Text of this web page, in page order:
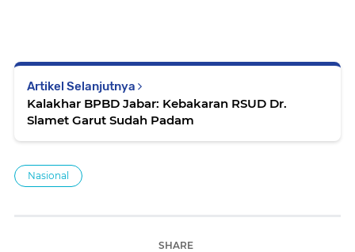
Artikel Selanjutnya
Kalakhar BPBD Jabar: Kebakaran RSUD Dr.
Slamet Garut Sudah Padam
Nasional
SHARE